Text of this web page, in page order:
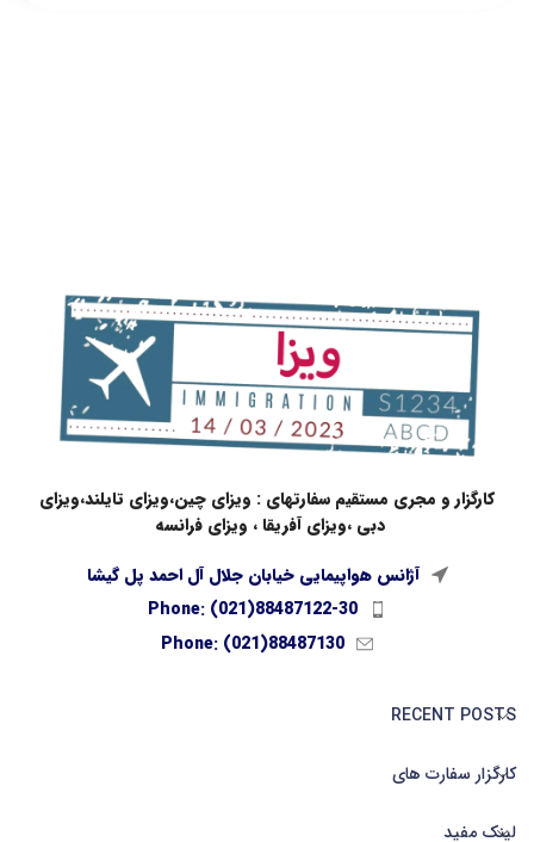
کارگزار و مجری مستقیم سفارتهای : ویزای چین،ویزای تایلند،ویزای
دبی ،ویزای آفریقا ، ویزای فرانسه
آژانس هواپیمایی خیابان جلال آل احمد پل گیشا
Phone: (021)88487122-30
Phone: (021)88487130
RECENT POSTS
کارگزار سفارت های
لینک مفید